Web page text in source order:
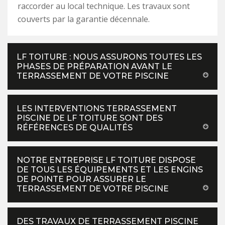
raccorder au local technique. Les travaux sont
couverts par la garantie décennale.
LF TOITURE : NOUS ASSURONS TOUTES LES
PHASES DE PRÉPARATION AVANT LE
TERRASSEMENT DE VOTRE PISCINE
LES INTERVENTIONS TERRASSEMENT
PISCINE DE LF TOITURE SONT DES
RÉFÉRENCES DE QUALITÉS
NOTRE ENTREPRISE LF TOITURE DISPOSE
DE TOUS LES ÉQUIPEMENTS ET LES ENGINS
DE POINTE POUR ASSURER LE
TERRASSEMENT DE VOTRE PISCINE
DES TRAVAUX DE TERRASSEMENT PISCINE